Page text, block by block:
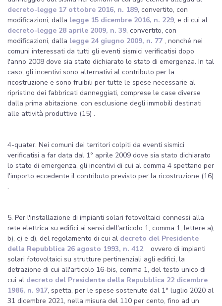
decreto-legge 17 ottobre 2016, n. 189, convertito, con
modificazioni, dalla legge 15 dicembre 2016, n. 229, e di cui al
decreto-legge 28 aprile 2009, n. 39, convertito, con
modificazioni, dalla legge 24 giugno 2009, n. 77 , nonché nei
comuni interessati da tutti gli eventi sismici verificatisi dopo
l'anno 2008 dove sia stato dichiarato lo stato di emergenza. In tal
caso, gli incentivi sono alternativi al contributo per la
ricostruzione e sono fruibili per tutte le spese necessarie al
ripristino dei fabbricati danneggiati, comprese le case diverse
dalla prima abitazione, con esclusione degli immobili destinati
alle attività produttive (15) .
4-quater. Nei comuni dei territori colpiti da eventi sismici
verificatisi a far data dal 1° aprile 2009 dove sia stato dichiarato
lo stato di emergenza, gli incentivi di cui al comma 4 spettano per
l'importo eccedente il contributo previsto per la ricostruzione (16)
.
5. Per l'installazione di impianti solari fotovoltaici connessi alla
rete elettrica su edifici ai sensi dell'articolo 1, comma 1, lettere a),
b), c) e d), del regolamento di cui al decreto del Presidente
della Repubblica 26 agosto 1993, n. 412, ovvero di impianti
solari fotovoltaici su strutture pertinenziali agli edifici, la
detrazione di cui all'articolo 16-bis, comma 1, del testo unico di
cui al decreto del Presidente della Repubblica 22 dicembre
1986, n. 917, spetta, per le spese sostenute dal 1° luglio 2020 al
31 dicembre 2021, nella misura del 110 per cento, fino ad un